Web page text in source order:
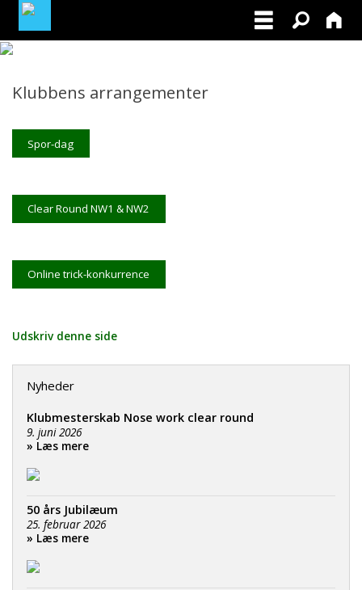
Klubbens arrangementer
Spor-dag
Clear Round NW1 & NW2
Online trick-konkurrence
Udskriv denne side
Nyheder
Klubmesterskab Nose work clear round
9. juni 2026
» Læs mere
50 års Jubilæum
25. februar 2026
» Læs mere